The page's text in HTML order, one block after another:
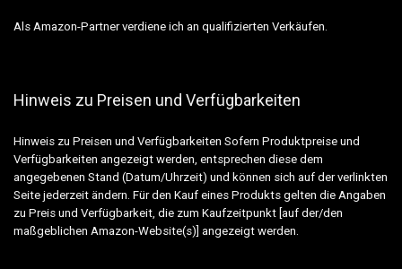
Als Amazon-Partner verdiene ich an qualifizierten Verkäufen.
Hinweis zu Preisen und Verfügbarkeiten
Hinweis zu Preisen und Verfügbarkeiten Sofern Produktpreise und
Verfügbarkeiten angezeigt werden, entsprechen diese dem
angegebenen Stand (Datum/Uhrzeit) und können sich auf der verlinkten
Seite jederzeit ändern. Für den Kauf eines Produkts gelten die Angaben
zu Preis und Verfügbarkeit, die zum Kaufzeitpunkt [auf der/den
maßgeblichen Amazon-Website(s)] angezeigt werden.